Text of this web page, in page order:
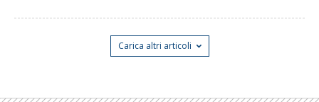
Carica altri articoli